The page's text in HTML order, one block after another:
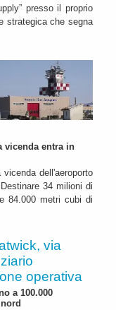
presso il proprio
strategica che segna
vicenda entra in
dell'aeroporto
34 milioni di
84.000 metri cubi di
via
operativa
a 100.000